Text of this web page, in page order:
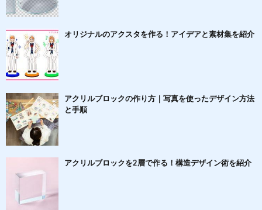
オリジナルのアクスタを作る！アイデアと素材集を紹介
アクリルブロックの作り方｜写真を使ったデザイン方法
と手順
アクリルブロックを2層で作る！構造デザイン術を紹介